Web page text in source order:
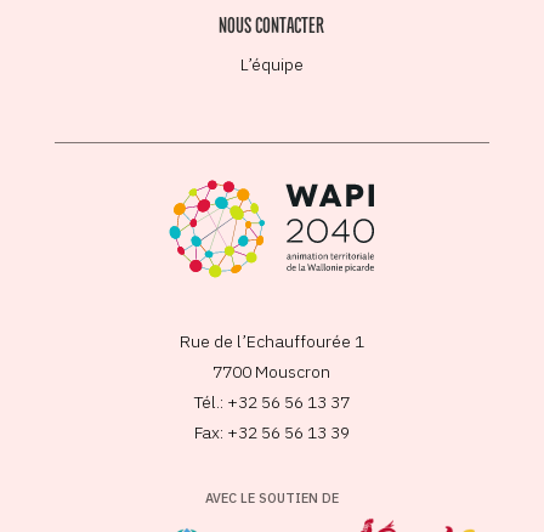
NOUS CONTACTER
L’équipe
Rue de l’Echauffourée 1
7700 Mouscron
Tél.: +32 56 56 13 37
Fax: +32 56 56 13 39
AVEC LE SOUTIEN DE